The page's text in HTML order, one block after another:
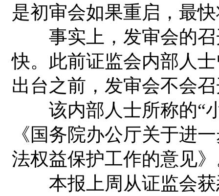
是初审会如果重启，最
事实上，发审会的召
快。此前证监会内部人
出台之前，发审会不会
该内部人士所称的“小
《国务院办公厅关于进
法权益保护工作的意见
本报上周从证监会获